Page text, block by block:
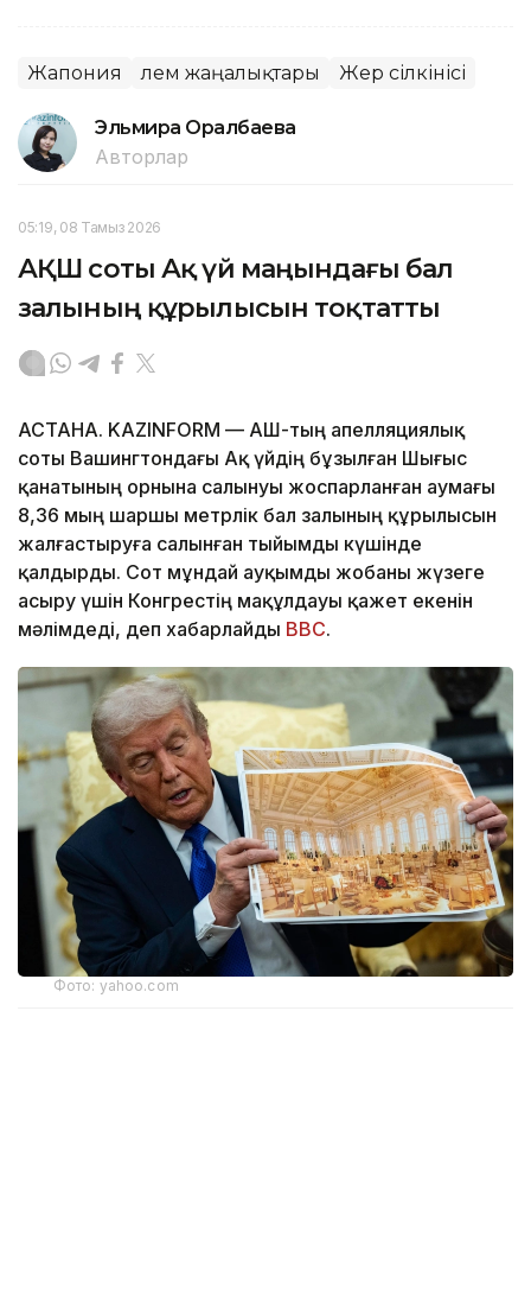
Жапония Әлем жаңалықтары Жер сілкінісі
Эльмира Оралбаева
Авторлар
05:19, 08 Тамыз 2026
АҚШ соты Ақ үй маңындағы бал
залының құрылысын тоқтатты
АСТАНА. KAZINFORM — АҚШ-тың апелляциялық
соты Вашингтондағы Ақ үйдің бұзылған Шығыс
қанатының орнына салынуы жоспарланған аумағы
8,36 мың шаршы метрлік бал залының құрылысын
жалғастыруға салынған тыйымды күшінде
қалдырды. Сот мұндай ауқымды жобаны жүзеге
асыру үшін Конгрестің мақұлдауы қажет екенін
мәлімдеді, деп хабарлайды BBC.
Фото: yahoo.com